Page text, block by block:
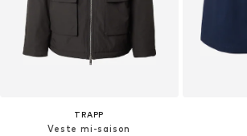
TRAPP
Veste mi-saison